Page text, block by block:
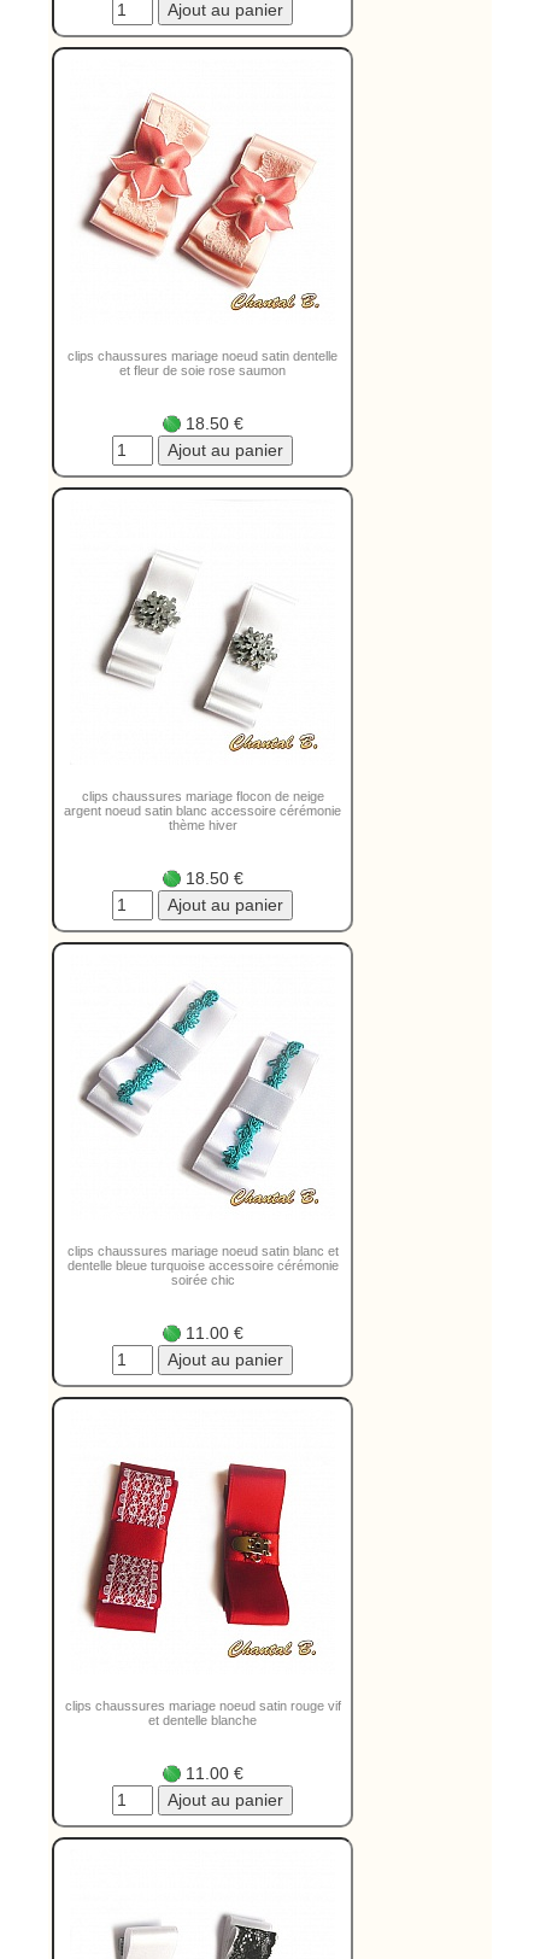
clips chaussures mariage noeud satin dentelle
et fleur de soie rose saumon
18.50 €
clips chaussures mariage flocon de neige
argent noeud satin blanc accessoire cérémonie
thème hiver
18.50 €
clips chaussures mariage noeud satin blanc et
dentelle bleue turquoise accessoire cérémonie
soirée chic
11.00 €
clips chaussures mariage noeud satin rouge vif
et dentelle blanche
11.00 €